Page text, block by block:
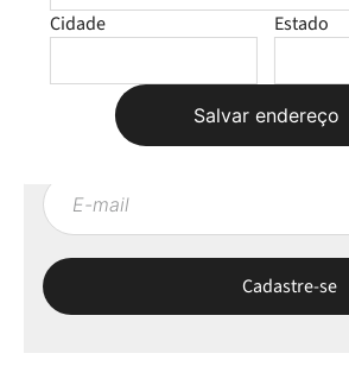
Cidade Estado
Salvar endereço
NEWSLETTER